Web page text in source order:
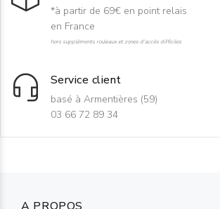
*à partir de 69€ en point relais
en France
hors suppléments rouleaux et zones d'accès difficiles
Service client
basé à Armentières (59)
03 66 72 89 34